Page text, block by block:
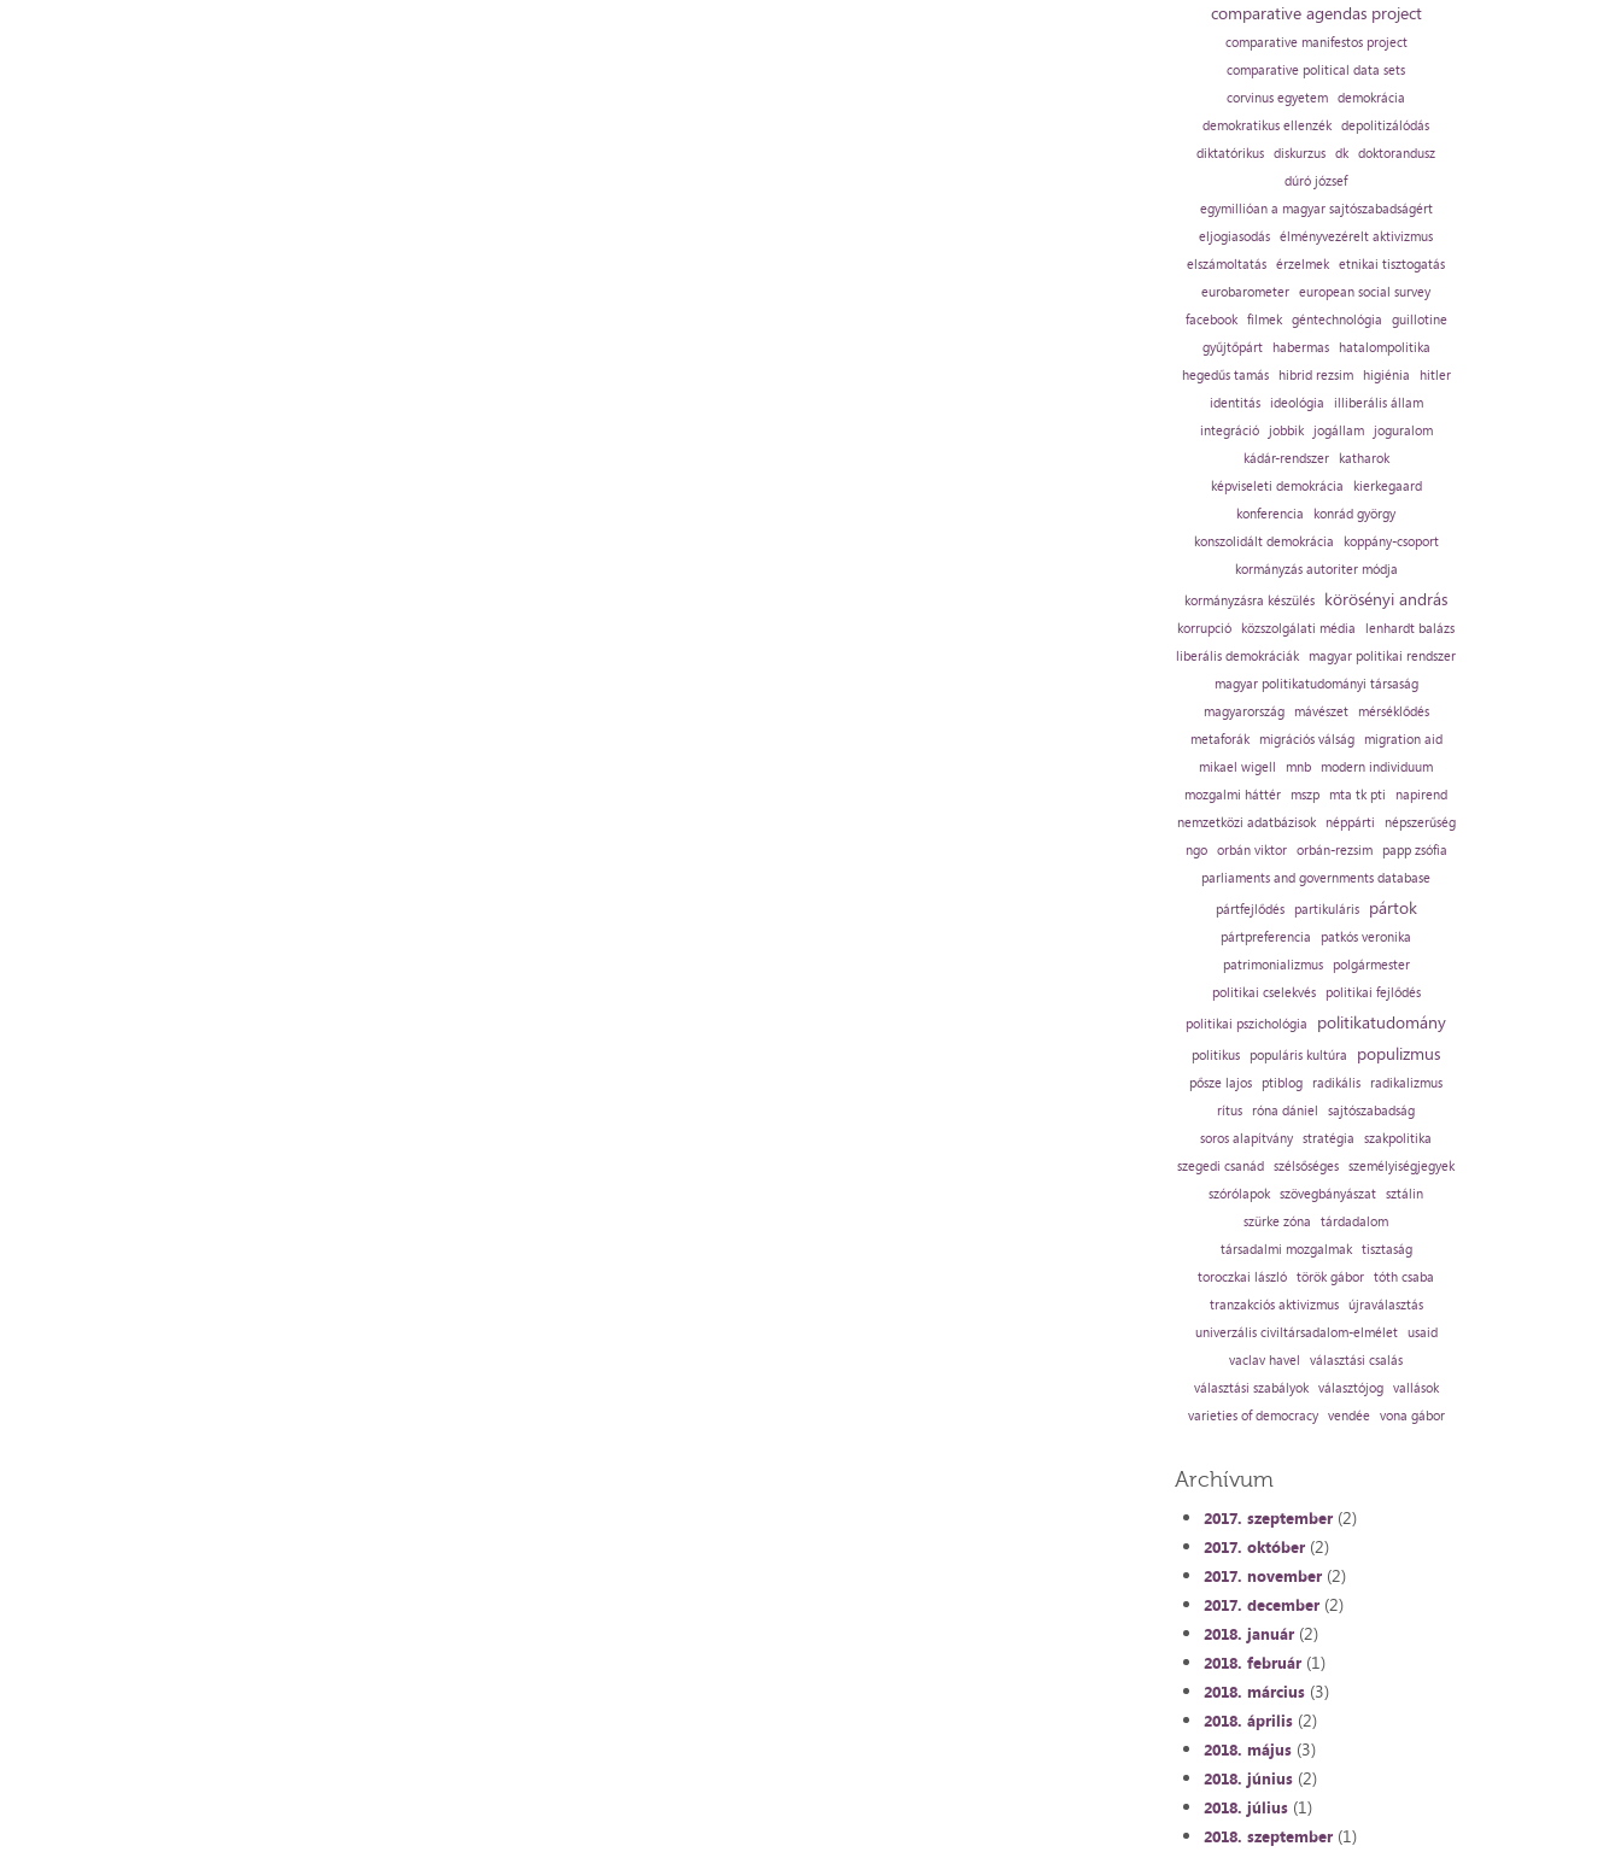
comparative agendas project
comparative manifestos project
comparative political data sets
corvinus egyetem demokrácia
demokratikus ellenzék depolitizálódás
diktatórikus diskurzus dk doktorandusz
dúró józsef
egymillióan a magyar sajtószabadságért
eljogiasodás élményvezérelt aktivizmus
elszámoltatás érzelmek etnikai tisztogatás
eurobarometer european social survey
facebook filmek géntechnológia
guillotine
gyűjtőpárt
habermas
hatalompolitika
hegedűs tamás
hibrid rezsim higiénia
hitler
identitás
ideológia
illiberális állam
integráció
jobbik jogállam
joguralom
kádár-rendszer
katharok
képviseleti demokrácia
kierkegaard
konferencia
konrád györgy
konszolidált demokrácia
koppány-csoport
kormányzás autoriter módja
kormányzásra készülés
körösényi andrás
korrupció közszolgálati média
lenhardt balázs
liberális demokráciák
magyar politikai rendszer
magyar politikatudományi társaság
magyarország
mávészet
mérséklődés
metaforák
migrációs válság
migration aid
mikael wigell
mnb
modern individuum
mozgalmi háttér
mszp mta tk pti
napirend
nemzetközi adatbázisok
néppárti
népszerűség
ngo orbán viktor orbán-rezsim
papp zsófia
parliaments and governments database
pártfejlődés
partikuláris pártok
pártpreferencia
patkós veronika
patrimonializmus
polgármester
politikai cselekvés
politikai fejlődés
politikai pszichológia
politikatudomány
politikus populáris kultúra populizmus
pősze lajos ptiblog radikális
radikalizmus
rítus
róna dániel
sajtószabadság
soros alapítvány stratégia
szakpolitika
szegedi csanád szélsőséges személyiségjegyek
szórólapok szövegbányászat sztálin
szürke zóna
tárdadalom
társadalmi mozgalmak tisztaság
toroczkai lászló török gábor tóth csaba
tranzakciós aktivizmus újraválasztás
univerzális civiltársadalom-elmélet usaid
vaclav havel
választási csalás
választási szabályok választójog vallások
varieties of democracy vendée vona gábor
Archívum
2017. szeptember (2)
2017. október (2)
2017. november (2)
2017. december (2)
2018. január (2)
2018. február (1)
2018. március (3)
2018. április (2)
2018. május (3)
2018. június (2)
2018. július (1)
2018. szeptember (1)